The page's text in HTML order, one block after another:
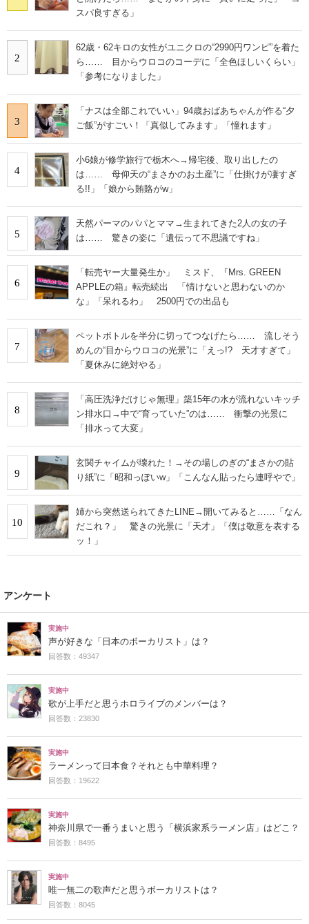
スパ良すぎる」
2
62歳・62キロの女性がユニクロの“2990円ワンピ”を着た
ら…… 目からウロコのコーデに「全色ほしいくらい」
「参考になりました」
3
「ナスは全部これでいい」94歳おばあちゃんが作る“夕
ご飯”がすごい！「真似してみます」「憧れます」
4
小6娘が修学旅行で栃木へ→帰宅後、取り出したの
は…… 母仰天の“まさかのお土産”に「仕掛けが凄すぎ
る!!」「娘から賄賂がw」
5
天然パーマのパパとママ→生まれてきた2人の女の子
は…… 驚きの姿に「遺伝って不思議ですね」
6
「転売ヤー大量発生か」 ミスド、『Mrs. GREEN
APPLEの箱』転売続出 「情けないと思わないのか
な」「呆れるわ」 2500円での出品も
7
ペットボトルを半分に切ってつなげたら…… 流しそう
めんの“目からウロコの光景”に「えっ!? 天才すぎて」
「夏休みに絶対やる」
8
「高圧洗浄だけじゃ無理」築15年の水が流れないキッチ
ン排水口→中で“育っていた”のは…… 衝撃の光景に
「排水って大変」
9
玄関チャイムが壊れた！→その場しのぎの“まさかの貼
り紙”に「昭和っぽいw」「こんなん貼ったら連呼やで」
10
姉から突然送られてきたLINE→開いてみると……「なん
だこれ？」 驚きの光景に「天才」「僕は敬意を表する
ッ！」
アンケート
実施中
声が好きな「日本のボーカリスト」は？
回答数：49347
実施中
歌が上手だと思うホロライブのメンバーは？
回答数：23830
実施中
ラーメンって日本食？それとも中華料理？
回答数：19622
実施中
神奈川県で一番うまいと思う「横浜家系ラーメン店」はどこ？
回答数：8495
実施中
唯一無二の歌声だと思うボーカリストは？
回答数：8045